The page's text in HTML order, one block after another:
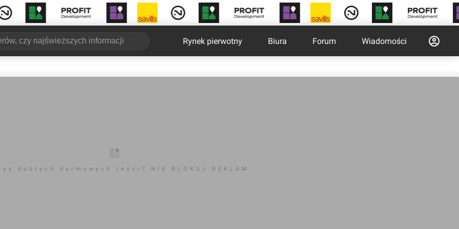
Rynek pierwotny Biura Forum Wiadomości
dobrych darmowych teści? NIE BLOKUJ REKLAM